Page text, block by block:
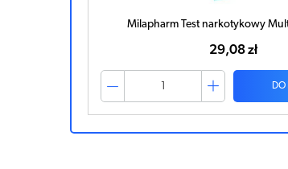
Milapharm Test narkotykowy
29,08 zł
DO